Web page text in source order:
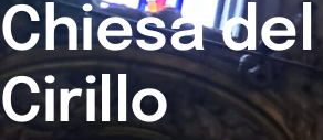
Chiesa
Cirillo